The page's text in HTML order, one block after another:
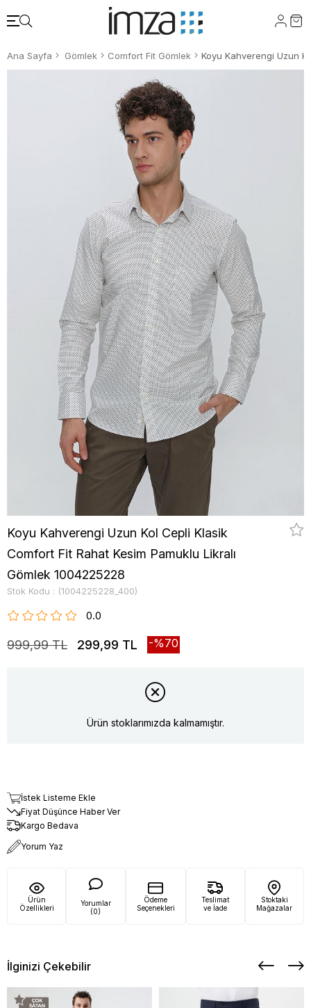
Ana Sayfa Gömlek Comfort Fit Gömlek
Koyu Kahverengi Uzun Kol Cepli Klasik
Comfort Fit Rahat Kesim Pamuklu Likralı
Gömlek 1004225228
Stok Kodu (1004225228_400)
0.0
999,99 TL 299,99 TL 70
Ürün stoklarımızda kalmamıştır.
İstek Listeme Ekle
Fiyat Düşünce Haber Ver
Kargo Bedava
Yorum Yaz
Ürün
Özellikleri
Yorumlar
(0)
Ödeme
Seçenekleri
Teslimat
ve İade
Stoktaki
Mağazalar
İlginizi Çekebilir